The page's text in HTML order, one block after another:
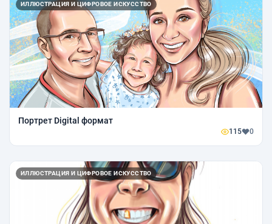
ИЛЛЮСТРАЦИЯ И ЦИФРОВОЕ ИСКУССТВО
Портрет Digital формат
115 0
ИЛЛЮСТРАЦИЯ И ЦИФРОВОЕ ИСКУССТВО